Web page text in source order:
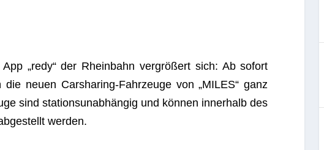
„redy“ der Rhein­bahn ver­grö­ßert sich: Ab sofort
neuen Car­sha­ring-Fahr­zeuge von „MILES“ ganz
sind sta­ti­ons­un­ab­hän­gig und kön­nen inner­halb des
werden.